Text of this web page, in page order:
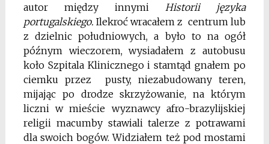
autor między innymiHistorii języka
portugalskiego. Ilekroć wracałem z centrum lub
z dzielnic południowych, a było to na ogół
późnym wieczorem, wysiadałem z autobusu
koło Szpitala Klinicznego i stamtąd gnałem po
ciemku przez pusty, niezabudowany teren,
mijając po drodze skrzyżowanie, na którym
liczni w mieście wyznawcy afro-brazylijskiej
religii macumby stawiali talerze z potrawami
dla swoich bogów. Widziałem też pod mostami